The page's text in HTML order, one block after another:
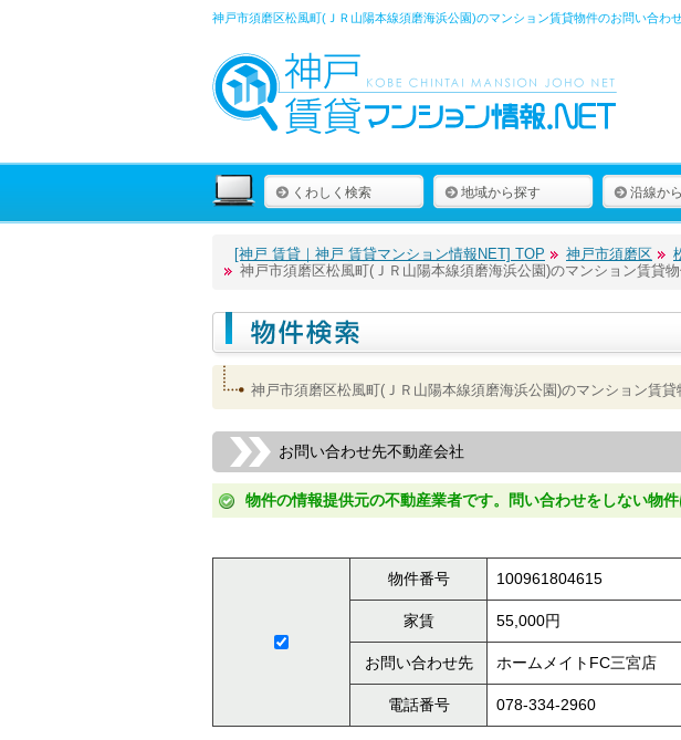
神戸市須磨区松風町(ＪＲ山陽本線須磨海浜公園)のマンション賃貸物件のお問い合わ
くわしく検索 地域から探す 沿線か
[神戸 賃貸｜神戸 賃貸マンション情報NET] TOP 神戸市須磨区
神戸市須磨区松風町(ＪＲ山陽本線須磨海浜公園)のマンション賃貸
神戸市須磨区松風町(ＪＲ山陽本線須磨海浜公園)のマンション賃
お問い合わせ先不動産会社
物件の情報提供元の不動産業者です。問い合わせをしない物件
物件番号 100961804615
家賃 55,000円
お問い合わせ先 ホームメイトFC三宮店
電話番号 078-334-2960